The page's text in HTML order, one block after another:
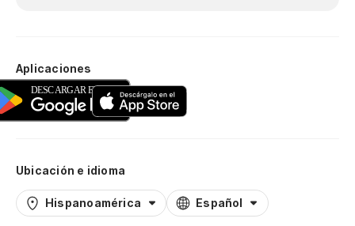
Aplicaciones
Ubicación e idioma
Hispanoamérica Español